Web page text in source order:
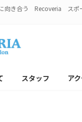
き合う Recoveria スポ
スタッフ ア